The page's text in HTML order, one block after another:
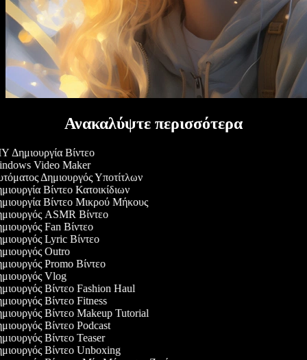
Ανακαλύψτε περισσότερα
Δημιουργία Βίντεο
Video Maker
Δημιουργός Υποτίτλων
Βίντεο Κατοικίδιων
Βίντεο Μικρού Μήκους
ASMR Βίντεο
Fan Βίντεο
Lyric Βίντεο
Outro
Promo Βίντεο
Vlog
Βίντεο Fashion Haul
Βίντεο Fitness
Βίντεο Makeup Tutorial
Βίντεο Podcast
Βίντεο Teaser
Βίντεο Unboxing